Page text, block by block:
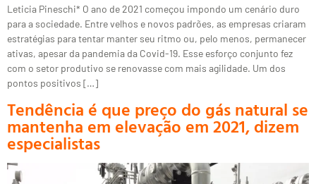
Leticia Pineschi* O ano de 2021 começou impondo um cenário duro
para a sociedade. Entre velhos e novos padrões, as empresas criaram
estratégias para tentar manter seu ritmo ou, pelo menos, permanecer
ativas, apesar da pandemia da Covid-19. Esse esforço conjunto fez
com o setor produtivo se renovasse com mais agilidade. Um dos
pontos positivos […]
Tendência é que preço do gás natural se
mantenha em elevação em 2021, dizem
especialistas